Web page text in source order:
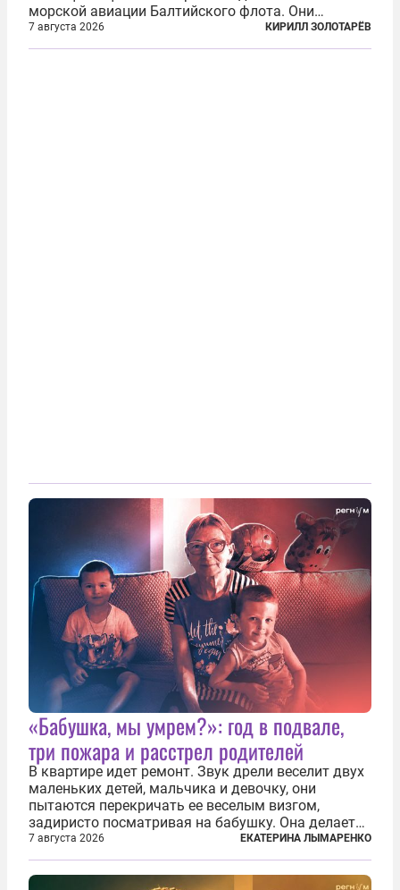
морской авиации Балтийского флота. Они
сбросили бомбы на город, который в тот момент
жил в полной уверенности, что война идет где-то
7 августа 2026 КИРИЛЛ ЗОЛОТАРЁВ
«Бабушка, мы умрем?»: год в подвале,
три пожара и расстрел родителей
В квартире идет ремонт. Звук дрели веселит двух
маленьких детей, мальчика и девочку, они
пытаются перекричать ее веселым визгом,
задиристо посматривая на бабушку. Она делает
им замечание, но внуки чувствуют, что она
сердится невсерьез. И это правда: дрель, конечно,
сверлит противно, но всё...
7 августа 2026 ЕКАТЕРИНА ЛЫМАРЕНКО